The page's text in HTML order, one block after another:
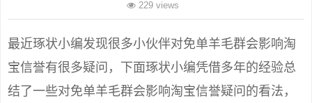
229 views
最近琢状小编发现很多小伙伴对免单羊毛群会影响淘
宝信誉有很多疑问，下面琢状小编凭借多年的经验总
结了一些对免单羊毛群会影响淘宝信誉疑问的看法，